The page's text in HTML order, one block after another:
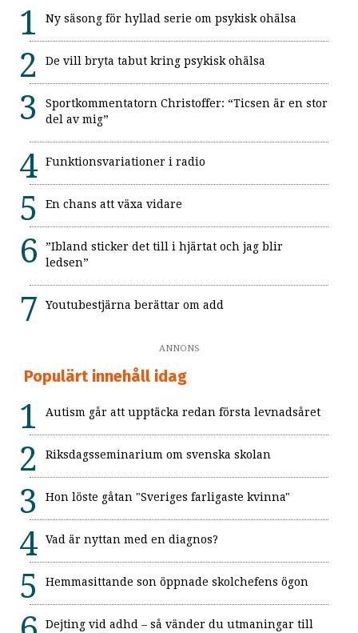
Ny säsong för hyllad serie om psykisk ohälsa
De vill bryta tabut kring psykisk ohälsa
Sportkommentatorn Christoffer: “Ticsen är en stor
del av mig”
Funktionsvariationer i radio
En chans att växa vidare
”Ibland sticker det till i hjärtat och jag blir
ledsen”
Youtubestjärna berättar om add
ANNONS
Populärt innehåll idag
Autism går att upptäcka redan första levnadsåret
Riksdagsseminarium om svenska skolan
Hon löste gåtan "Sveriges farligaste kvinna"
Vad är nyttan med en diagnos?
Hemmasittande son öppnade skolchefens ögon
Dejting vid adhd – så vänder du utmaningar till